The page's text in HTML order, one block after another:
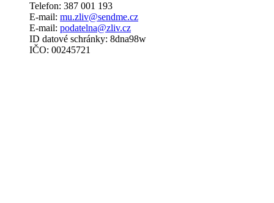
Telefon: 387 001 193
E-mail: mu.zliv@sendme.cz
E-mail: podatelna@zliv.cz
ID datové schránky: 8dna98w
IČO: 00245721